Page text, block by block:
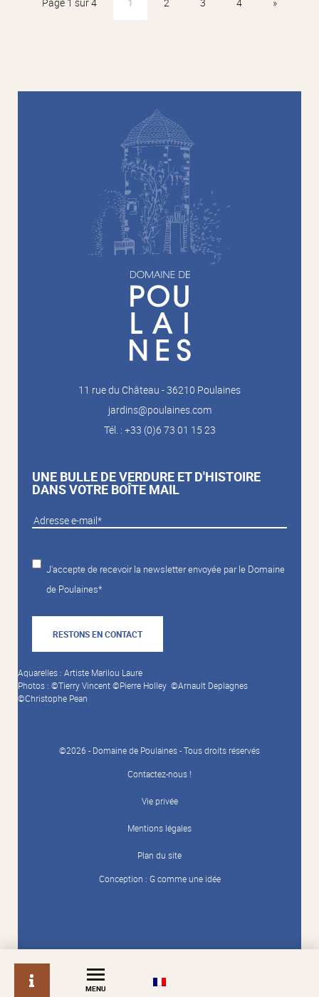
info
MENU
Page 1 sur 4 1 2 3 4 »
11 rue du Château - 36210 Poulaines
jardins@poulaines.com
Tél. : +33 (0)6 73 01 15 23
UNE BULLE DE VERDURE ET D'HISTOIRE
DANS VOTRE BOÎTE MAIL
J'accepte de recevoir la newsletter envoyée par le Domaine
de Poulaines*
RESTONS EN CONTACT
Aquarelles : Artiste Marilou Laure
Photos : ©Tierry Vincent ©Pierre Holley ©Arnault Deplagnes
©Christophe Pean
©2026 - Domaine de Poulaines - Tous droits réservés
Contactez-nous !
Vie privée
Mentions légales
Plan du site
Conception : G comme une idée